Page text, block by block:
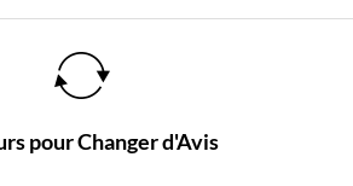
pour Changer d'Avis